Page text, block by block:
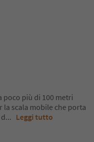
poco più di 100 metri
la scala mobile che porta
... Leggi tutto